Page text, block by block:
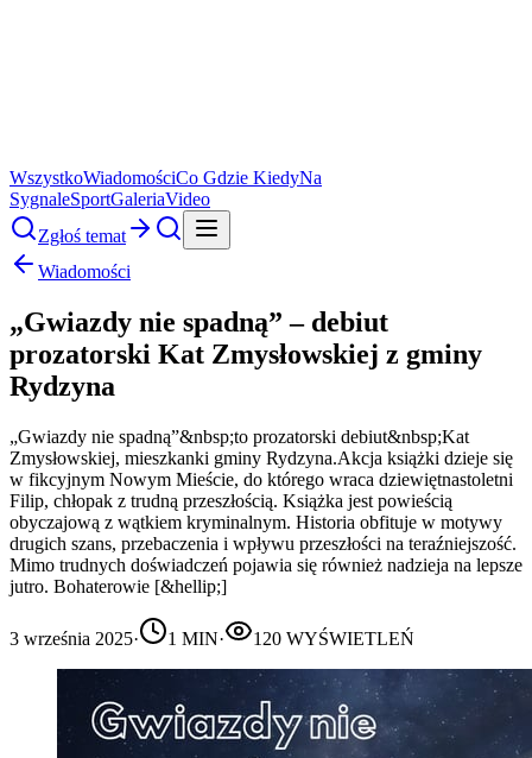
WszystkoWiadomościCo Gdzie KiedyNa
SygnaleSportGaleriaVideo
Zgłoś temat
Wiadomości
„Gwiazdy nie spadną” – debiut
prozatorski Kat Zmysłowskiej z gminy
Rydzyna
„Gwiazdy nie spadną”&nbsp;to prozatorski debiut&nbsp;Kat
Zmysłowskiej, mieszkanki gminy Rydzyna.Akcja książki dzieje się
w fikcyjnym Nowym Mieście, do którego wraca dziewiętnastoletni
Filip, chłopak z trudną przeszłością. Książka jest powieścią
obyczajową z wątkiem kryminalnym. Historia obfituje w motywy
drugich szans, przebaczenia i wpływu przeszłości na teraźniejszość.
Mimo trudnych doświadczeń pojawia się również nadzieja na lepsze
jutro. Bohaterowie [&hellip;]
3 września 2025· 1 MIN· 120 WYŚWIETLEŃ